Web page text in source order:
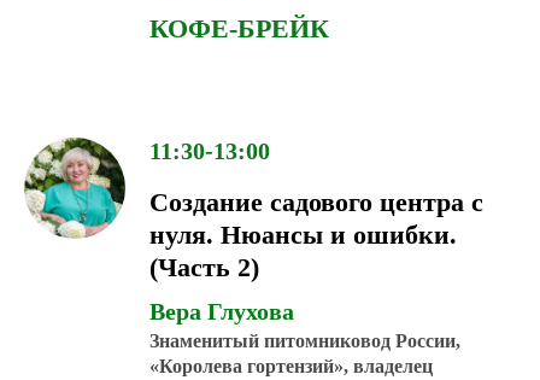
КОФЕ-БРЕЙК
11:30-13:00
Создание садового центра с
нуля. Нюансы и ошибки.
(Часть 2)
Вера Глухова
Знаменитый питомниковод России,
«Королева гортензий», владелец